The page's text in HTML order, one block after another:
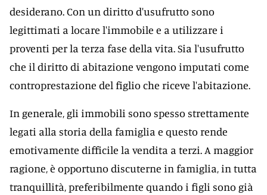
desiderano. Con un diritto d'usufrutto sono
legittimati a locare l'immobile e a utilizzare i
proventi per la terza fase della vita. Sia l'usufrutto
che il diritto di abitazione vengono imputati come
controprestazione del figlio che riceve l'abitazione.
In generale, gli immobili sono spesso strettamente
legati alla storia della famiglia e questo rende
emotivamente difficile la vendita a terzi. A maggior
ragione, è opportuno discuterne in famiglia, in tutta
tranquillità, preferibilmente quando i figli sono già